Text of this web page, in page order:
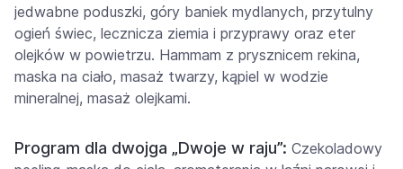
jedwabne poduszki, góry baniek mydlanych, przytulny
ogień świec, lecznicza ziemia i przyprawy oraz eter
olejków w powietrzu. Hammam z prysznicem rekina,
maska na ciało, masaż twarzy, kąpiel w wodzie
mineralnej, masaż olejkami.
Program dla dwojga „Dwoje w raju”: Czekoladowy